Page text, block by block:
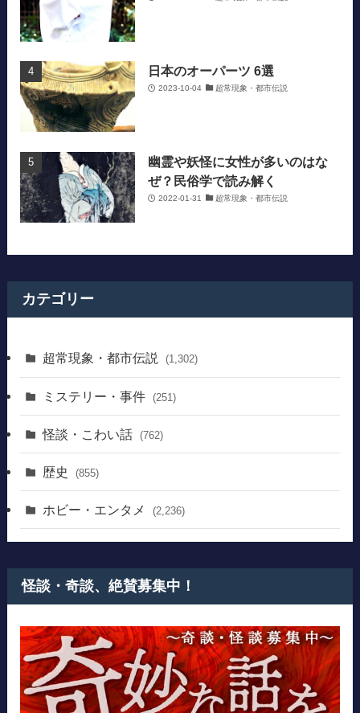
日本のオーパーツ 6選
2023-10-04 超常現象・都市伝説
幽霊や妖怪に女性が多いのはな
ぜ？民俗学で読み解く
2022-01-31 超常現象・都市伝説
カテゴリー
超常現象・都市伝説 (1,302)
ミステリー・事件 (251)
怪談・こわい話 (762)
歴史 (855)
ホビー・エンタメ (2,236)
怪談・奇談、絶賛募集中！